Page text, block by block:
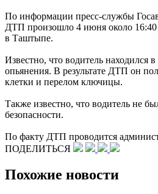
По информации пресс-службы
ДТП произошло 4 июня около
в Таштыпе.
Известно, что водитель находился
опьянения. В результате ДТП он
клетки и перелом ключицы.
Также известно, что водитель не
безопасности.
По факту ДТП проводится
ПОДЕЛИТЬСЯ
Похожие новости